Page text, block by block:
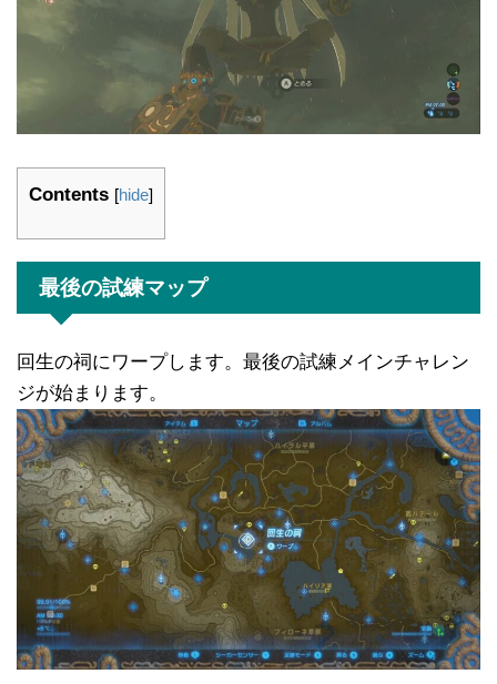
Contents [hide]
最後の試練マップ
回生の祠にワープします。最後の試練メインチャレン
ジが始まります。